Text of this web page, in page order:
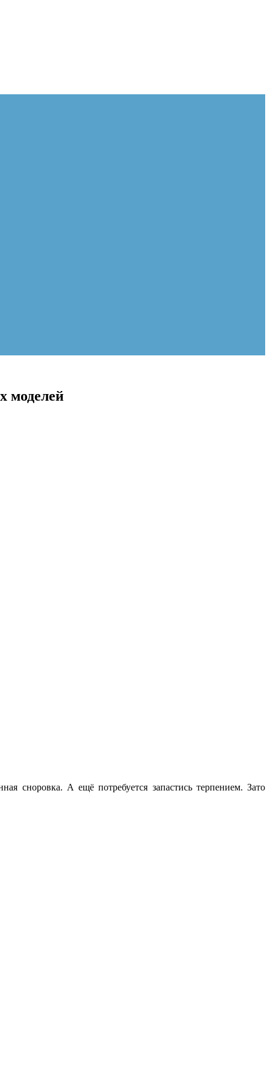
моделей
сноровка. А ещё потребуется запастись терпением. Зато